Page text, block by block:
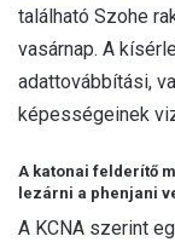
található Szohe
vasárnap. A
adattovábbítási,
képességeinek
A katonai felderítő
lezárni a phenjani
A KCNA szerint